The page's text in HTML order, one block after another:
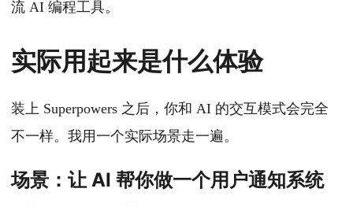
流 AI 编程工具。
实际用起来是什么体验
装上 Superpowers 之后，你和 AI 的交互模式会完全
不一样。我用一个实际场景走一遍。
场景：让 AI 帮你做一个用户通知系统